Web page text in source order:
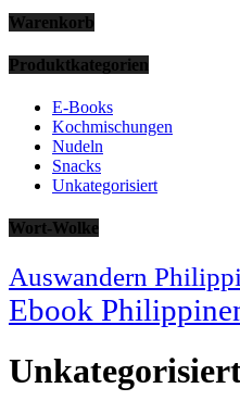
Warenkorb
Produktkategorien
E-Books
Kochmischungen
Nudeln
Snacks
Unkategorisiert
Wort-Wolke
Auswandern
Ebook